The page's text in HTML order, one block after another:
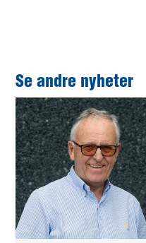
Se andre nyheter